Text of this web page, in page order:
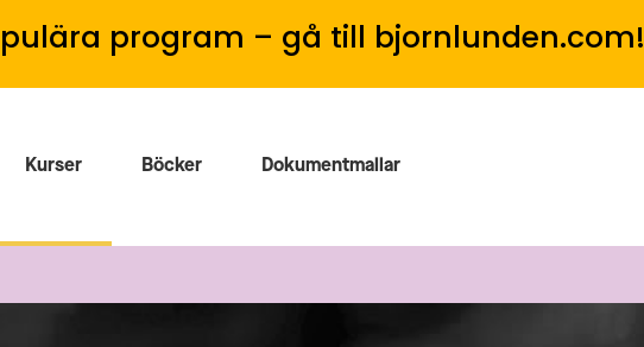
program – gå till bjornlunden.com!
Kurser Böcker Dokumentmallar